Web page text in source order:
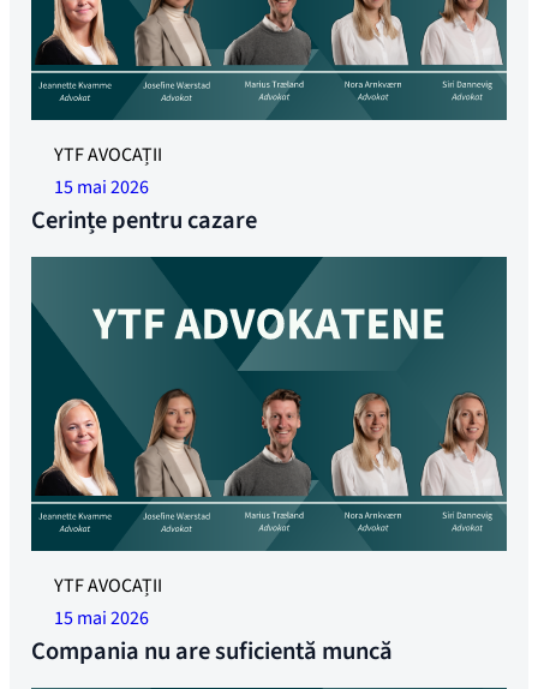
YTF AVOCAȚII
15 mai 2026
Cerințe pentru cazare
YTF AVOCAȚII
15 mai 2026
Compania nu are suficientă muncă